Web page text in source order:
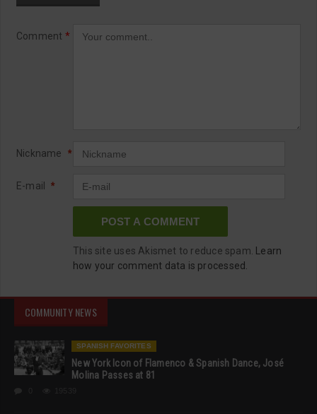
Comment *
Nickname *
E-mail *
This site uses Akismet to reduce spam.
Learn
how your comment data is processed.
COMMUNITY NEWS
SPANISH FAVORITES
New York Icon of Flamenco & Spanish Dance, José
Molina Passes at 81